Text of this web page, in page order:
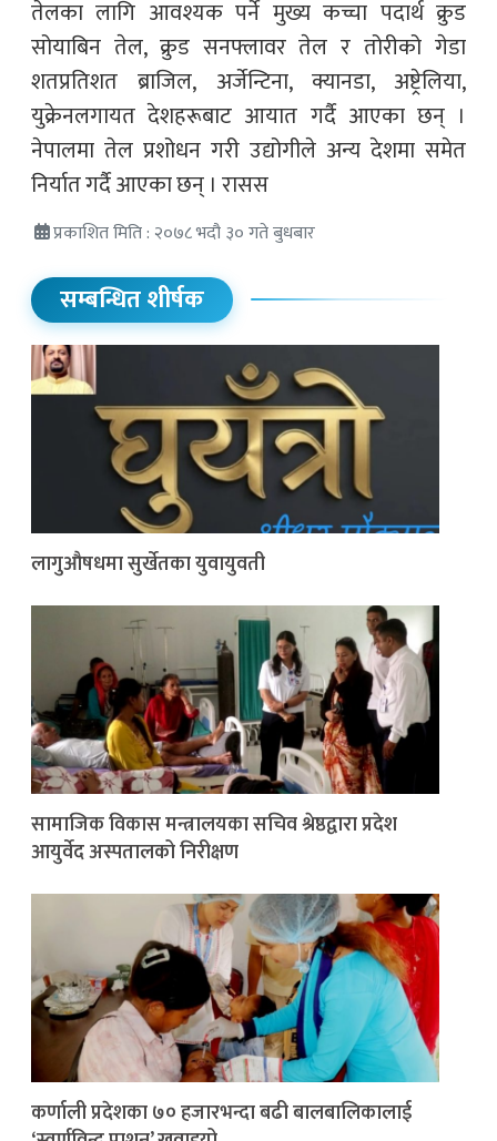
तेलका लागि आवश्यक पर्ने मुख्य कच्चा पदार्थ क्रुड
सोयाबिन तेल, क्रुड सनफ्लावर तेल र तोरीको गेडा
शतप्रतिशत ब्राजिल, अर्जेन्टिना, क्यानडा, अष्ट्रेलिया,
युक्रेनलगायत देशहरूबाट आयात गर्दै आएका छन् ।
नेपालमा तेल प्रशोधन गरी उद्योगीले अन्य देशमा समेत
निर्यात गर्दै आएका छन् । रासस
प्रकाशित मिति : २०७८ भदौ ३० गते बुधबार
सम्बन्धित शीर्षक
लागुऔषधमा सुर्खेतका युवायुवती
सामाजिक विकास मन्त्रालयका सचिव श्रेष्ठद्वारा प्रदेश
आयुर्वेद अस्पतालको निरीक्षण
कर्णाली प्रदेशका ७० हजारभन्दा बढी बालबालिकालाई